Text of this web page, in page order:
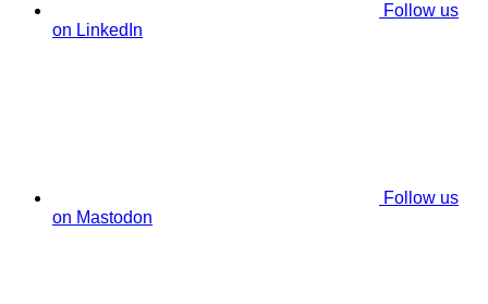
Follow us
on LinkedIn
Follow us
on Mastodon